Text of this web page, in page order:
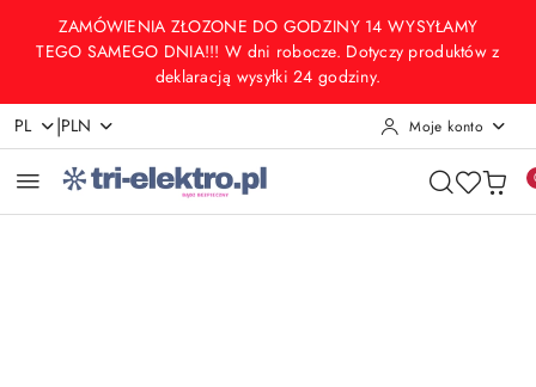
Przejdź do treści głównej
Przejdź do wyszukiwarki
Przejdź do moje konto
Przejdź do menu głównego
Przejdź do opisu produktu
Przejdź do stopki
ZAMÓWIENIA ZŁOZONE DO GODZINY 14 WYSYŁAMY
TEGO SAMEGO DNIA!!! W dni robocze. Dotyczy produktów z
deklaracją wysyłki 24 godziny.
PL |PLN Moje konto